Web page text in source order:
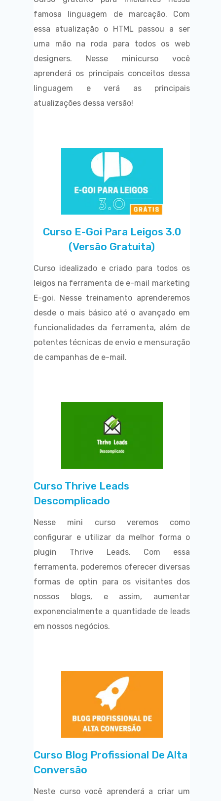
famosa linguagem de marcação. Com
essa atualização o HTML passou a ser
uma mão na roda para todos os web
designers. Nesse minicurso você
aprenderá os principais conceitos dessa
linguagem e verá as principais
atualizações dessa versão!
Curso E-Goi Para Leigos 3.0
(versão Gratuita)
Curso idealizado e criado para todos os
leigos na ferramenta de e-mail marketing
E-goi. Nesse treinamento aprenderemos
desde o mais básico até o avançado em
funcionalidades da ferramenta, além de
potentes técnicas de envio e mensuração
de campanhas de e-mail.
Curso Thrive Leads
Descomplicado
Nesse mini curso veremos como
configurar e utilizar da melhor forma o
plugin Thrive Leads. Com essa
ferramenta, poderemos oferecer diversas
formas de optin para os visitantes dos
nossos blogs, e assim, aumentar
exponencialmente a quantidade de leads
em nossos negócios.
Curso Blog Profissional De Alta
Conversão
Neste curso você aprenderá a criar um